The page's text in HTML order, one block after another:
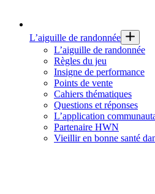
L’aiguille de randonnée
L’aiguille de randonnée
Règles du jeu
Insigne de performance
Points de vente
Cahiers thématiques
Questions et réponses
L’application
Partenaire HWN
Vieillir en bonne santé